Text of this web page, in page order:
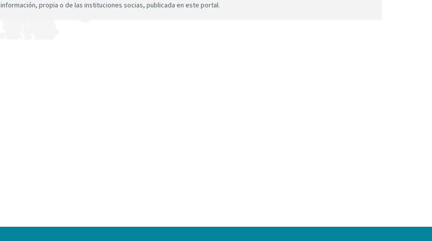
propia o de las instituciones socias, publicada en este portal.